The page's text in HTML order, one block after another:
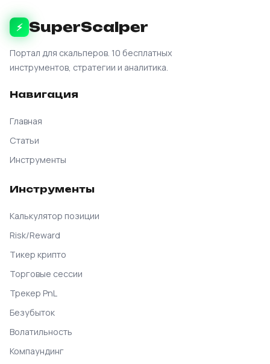
⚡ SuperScalper
Портал для скальперов. 10 бесплатных
инструментов, стратегии и аналитика.
Навигация
Главная
Статьи
Инструменты
Инструменты
Калькулятор позиции
Risk/Reward
Тикер крипто
Торговые сессии
Трекер PnL
Безубыток
Волатильность
Компаундинг